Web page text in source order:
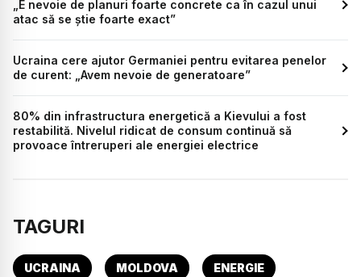
„E nevoie de planuri foarte concrete ca în cazul unui
atac să se știe foarte exact”
Ucraina cere ajutor Germaniei pentru evitarea penelor
de curent: „Avem nevoie de generatoare”
80% din infrastructura energetică a Kievului a fost
restabilită. Nivelul ridicat de consum continuă să
provoace întreruperi ale energiei electrice
TAGURI
UCRAINA MOLDOVA ENERGIE